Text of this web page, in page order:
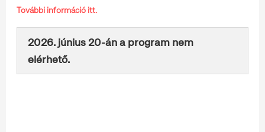
További információ itt.
2026. június 20-án a program nem
elérhető.